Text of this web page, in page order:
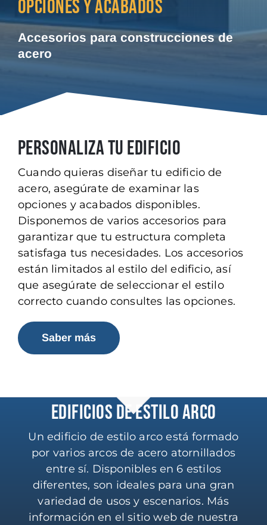
OPCIONES Y ACABADOS
Accesorios para construcciones de
acero
PERSONALIZA TU EDIFICIO
Cuando quieras diseñar tu edificio de
acero, asegúrate de examinar las
opciones y acabados disponibles.
Disponemos de varios accesorios para
garantizar que tu estructura completa
satisfaga tus necesidades. Los accesorios
están limitados al estilo del edificio, así
que asegúrate de seleccionar el estilo
correcto cuando consultes las opciones.
Saber más
EDIFICIOS DE ESTILO ARCO
Un edificio de estilo arco está formado
por varios arcos de acero atornillados
entre sí. Disponibles en 6 estilos
diferentes, son ideales para una gran
variedad de usos y escenarios. Más
información en el sitio web de nuestra